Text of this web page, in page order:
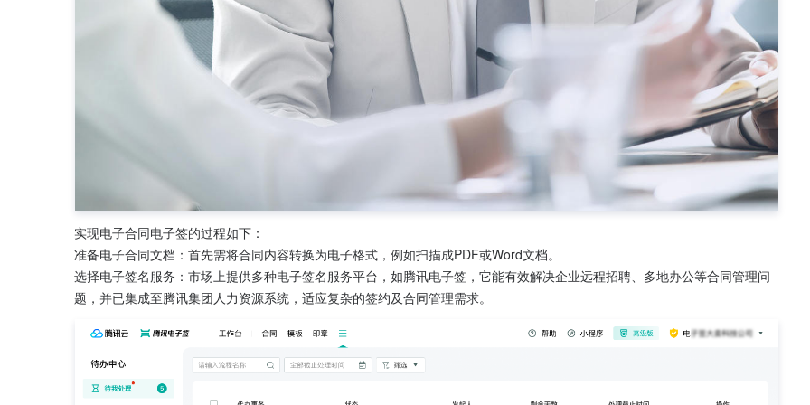
实现电子合同电子签的过程如下：
准备电子合同文档：首先需将合同内容转换为电子格式，例如扫描成PDF或Word文档。
选择电子签名服务：市场上提供多种电子签名服务平台，如腾讯电子签，它能有效解决企业远程招聘、多地办公等合同管理问
题，并已集成至腾讯集团人力资源系统，适应复杂的签约及合同管理需求。